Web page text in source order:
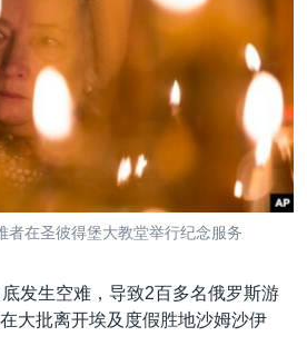
者在圣彼得堡大教堂举行纪念服务
发生空难，导致2百多名俄罗斯游
大批离开埃及度假胜地沙姆沙伊